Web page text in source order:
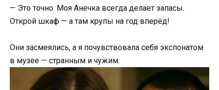
— Это точно. Моя Анечка всегда делает запасы.
Открой шкаф — а там крупы на год вперёд!
Они засмеялись, а я почувствовала себя экспонатом
в музее — странным и чужим.